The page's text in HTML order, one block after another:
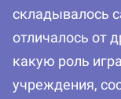
складывалось
отличалось от
какую роль
учреждения,